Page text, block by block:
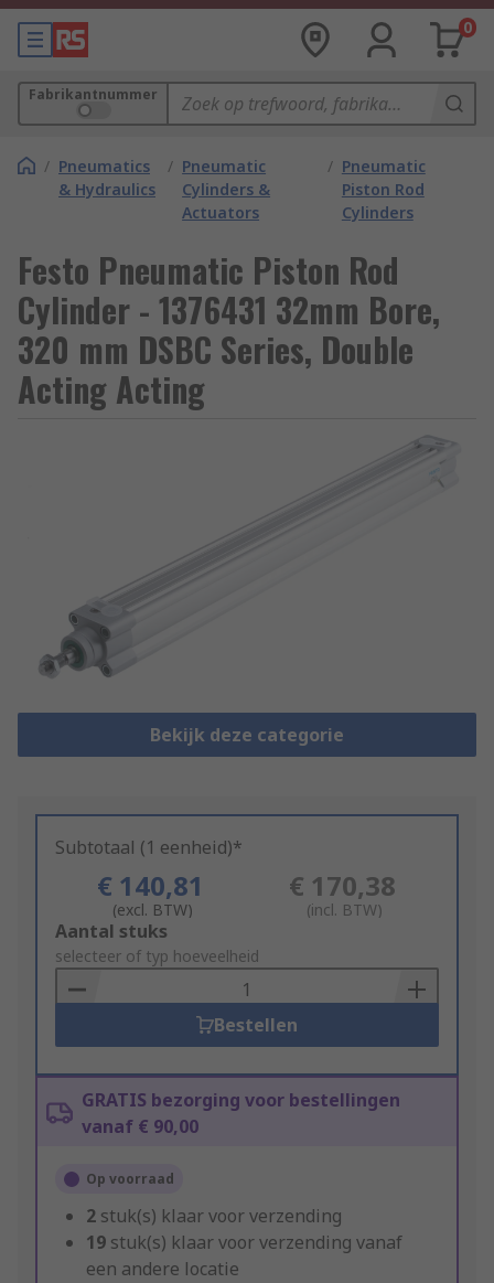
0
Fabrikantnummer
/ Pneumatics
& Hydraulics
/ Pneumatic
Cylinders &
Actuators
/ Pneumatic
Piston Rod
Cylinders
Festo Pneumatic Piston Rod
Cylinder - 1376431 32mm Bore,
320 mm DSBC Series, Double
Acting Acting
Bekijk deze categorie
Subtotaal (1 eenheid)*
€ 140,81
(excl. BTW)
€ 170,38
(incl. BTW)
Add
to
Basket
Aantal stuks
selecteer of typ hoeveelheid
Bestellen
GRATIS bezorging voor bestellingen
vanaf € 90,00
Op voorraad
2 stuk(s) klaar voor verzending
19 stuk(s) klaar voor verzending vanaf
een andere locatie